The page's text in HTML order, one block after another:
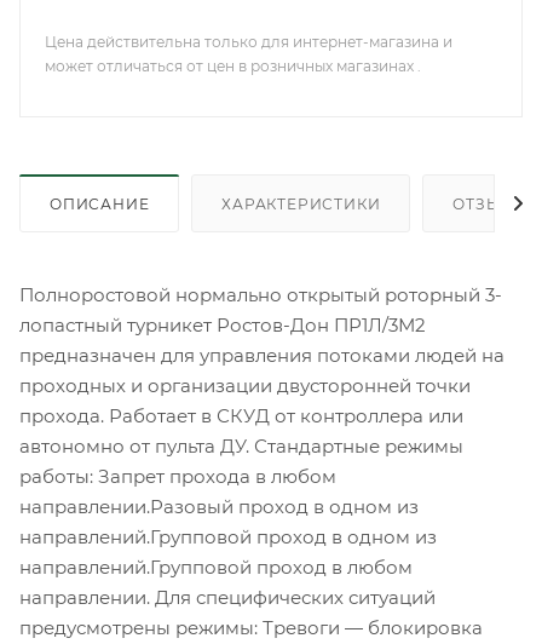
Цена действительна только для интернет-магазина и
может отличаться от цен в розничных магазинах .
ОПИСАНИЕ ХАРАКТЕРИСТИКИ ОТЗЫВЫ
Полноростовой нормально открытый роторный 3-
лопастный турникет Ростов-Дон ПР1Л/3М2
предназначен для управления потоками людей на
проходных и организации двусторонней точки
прохода. Работает в СКУД от контроллера или
автономно от пульта ДУ. Стандартные режимы
работы: Запрет прохода в любом
направлении.Разовый проход в одном из
направлений.Групповой проход в одном из
направлений.Групповой проход в любом
направлении. Для специфических ситуаций
предусмотрены режимы: Тревоги — блокировка